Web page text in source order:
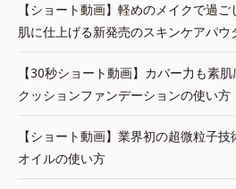
【ショート動画】軽めのメイクで過
肌に仕上げる新発売のスキンケアパウ
【30秒ショート動画】カバー力も素
クッションファンデーションの使い方
【ショート動画】業界初の超微粒子
オイルの使い方